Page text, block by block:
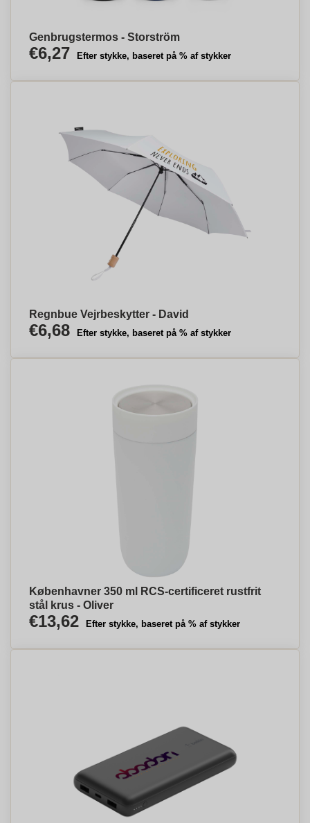
Genbrugstermos - Storström
€6,27 Efter stykke, baseret på % af stykker
Regnbue Vejrbeskytter - David
€6,68 Efter stykke, baseret på % af stykker
Københavner 350 ml RCS-certificeret rustfrit
stål krus - Oliver
€13,62 Efter stykke, baseret på % af stykker